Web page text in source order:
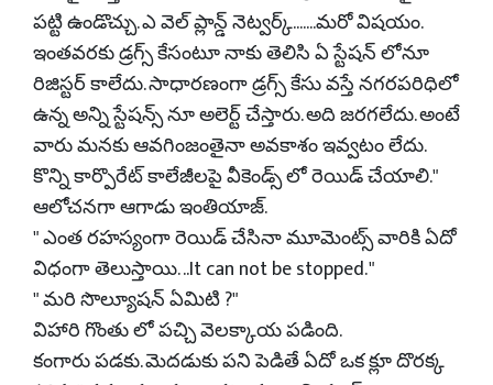
పట్టి ఉండొచ్చు. ఎ వెల్ ప్లాన్డ్ నెట్వర్క్.......మరో విషయం.
ఇంతవరకు డ్రగ్స్ కేసంటూ నాకు తెలిసి ఏ స్టేషన్ లోనూ
రిజిస్టర్ కాలేదు. సాధారణంగా డ్రగ్స్ కేసు వస్తే నగరపరిధిలో
ఉన్న అన్ని స్టేషన్స్ నూ అలెర్ట్ చేస్తారు. అది జరగలేదు. అంటే
వారు మనకు ఆవగింజంతైనా అవకాశం ఇవ్వటం లేదు.
కొన్ని కార్పొరేట్ కాలేజీలపై వీకెండ్స్ లో రెయిడ్ చేయాలి."
ఆలోచనగా ఆగాడు ఇంతియాజ్.
" ఎంత రహస్యంగా రెయిడ్ చేసినా మూమెంట్స్ వారికి ఏదో
విధంగా తెలుస్తాయి. ..It can not be stopped. "
" మరి సొల్యూషన్ ఏమిటి ?"
విహారి గొంతు లో పచ్చి వెలక్కాయ పడింది.
కంగారు పడకు. మెదడుకు పని పెడితే ఏదో ఒక క్లూ దొరక్క